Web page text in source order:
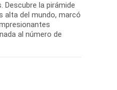
Descubre la pirámide
alta del mundo, marcó
al número de